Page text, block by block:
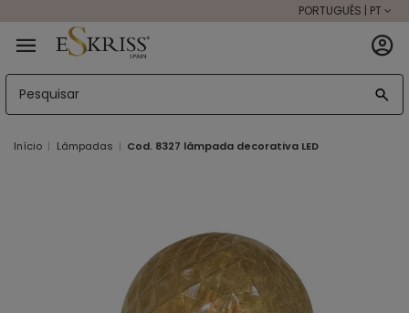
PORTUGUÊS | PT
Início Lâmpadas Cod. 8327 lâmpada decorativa LED